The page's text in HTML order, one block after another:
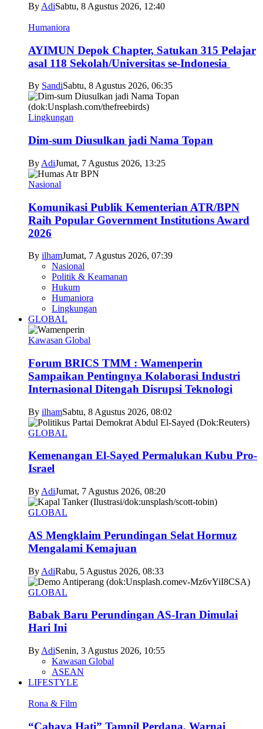
By AdiSabtu, 8 Agustus 2026, 12:40
Humaniora
AYIMUN Depok Chapter, Satukan 315 Pelajar
asal 118 Sekolah/Universitas se-Indonesia
By SandiSabtu, 8 Agustus 2026, 06:35
Lingkungan
Dim-sum Diusulkan jadi Nama Topan
By AdiJumat, 7 Agustus 2026, 13:25
Nasional
Komunikasi Publik Kementerian ATR/BPN
Raih Popular Government Institutions Award
2026
By ilhamJumat, 7 Agustus 2026, 07:39
Nasional
Politik & Keamanan
Hukum
Humaniora
Lingkungan
GLOBAL
Kawasan Global
Forum BRICS TMM : Wamenperin
Sampaikan Pentingnya Kolaborasi Industri
Internasional Ditengah Disrupsi Teknologi
By ilhamSabtu, 8 Agustus 2026, 08:02
GLOBAL
Kemenangan El-Sayed Permalukan Kubu Pro-
Israel
By AdiJumat, 7 Agustus 2026, 08:20
GLOBAL
AS Mengklaim Perundingan Selat Hormuz
Mengalami Kemajuan
By AdiRabu, 5 Agustus 2026, 08:33
GLOBAL
Babak Baru Perundingan AS-Iran Dimulai
Hari Ini
By AdiSenin, 3 Agustus 2026, 10:55
Kawasan Global
ASEAN
LIFESTYLE
Rona & Film
“Cahaya Hati” Tampil Perdana, Warnai